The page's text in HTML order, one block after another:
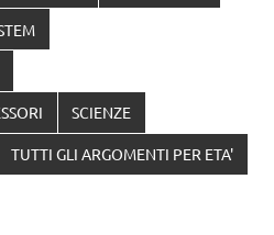
SCIENZE
TUTTI GLI ARGOMENTI PER ETA'